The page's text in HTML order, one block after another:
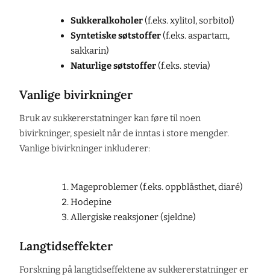
Sukkeralkoholer(f.eks. xylitol, sorbitol)
Syntetiske søtstoffer(f.eks. aspartam,
sakkarin)
Naturlige søtstoffer(f.eks. stevia)
Vanlige bivirkninger
Bruk av sukkererstatninger kan føre til noen
bivirkninger, spesielt når de inntas i store mengder.
Vanlige bivirkninger inkluderer:
Mageproblemer (f.eks. oppblåsthet, diaré)
Hodepine
Allergiske reaksjoner (sjeldne)
Langtidseffekter
Forskning på langtidseffektene av sukkererstatninger er